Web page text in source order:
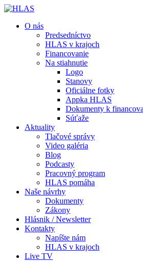
O nás
Predsedníctvo
HLAS v krajoch
Financovanie
Na stiahnutie
Logo
Stanovy
Oficiálne fotky
Appka HLAS
Dokumenty k
Súťaže
Aktuality
Tlačové správy
Video galéria
Blog
Podcasty
Pracovný program
HLAS pomáha
Naše návrhy
Dokumenty
Zákony
Hlásnik / Newsletter
Kontakty
Napíšte nám
HLAS v krajoch
Live TV